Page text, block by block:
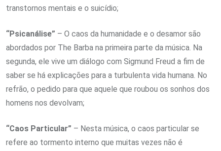
transtornos mentais e o suicídio;
“Psicanálise” – O caos da humanidade e o desamor são
abordados por The Barba na primeira parte da música. Na
segunda, ele vive um diálogo com Sigmund Freud a fim de
saber se há explicações para a turbulenta vida humana. No
refrão, o pedido para que aquele que roubou os sonhos dos
homens nos devolvam;
“Caos Particular” – Nesta música, o caos particular se
refere ao tormento interno que muitas vezes não é